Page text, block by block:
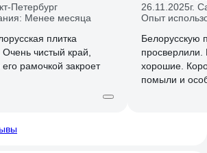
Петербург
Менее месяца
плитка
Очень чистый край,
рамочкой закроет
26.11.2025г.
Опыт
Белорусскую
хорошие.
помыли и